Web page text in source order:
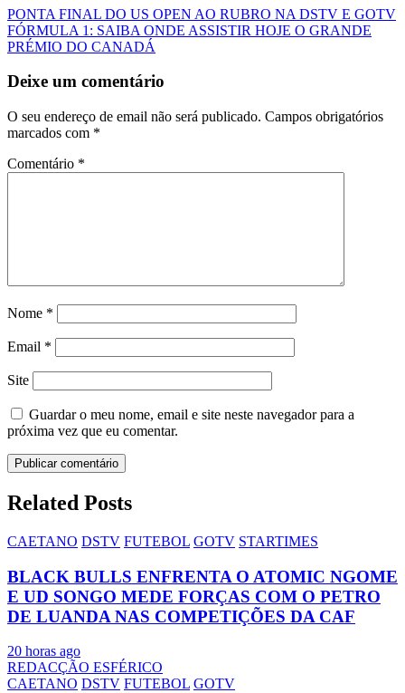
PONTA FINAL DO US OPEN AO RUBRO NA DSTV E GOTV
FÓRMULA 1: SAIBA ONDE ASSISTIR HOJE O GRANDE
PRÉMIO DO CANADÁ
Deixe um comentário
O seu endereço de email não será publicado. Campos obrigatórios
marcados com *
Comentário *
Nome *
Email *
Site
Guardar o meu nome, email e site neste navegador para a
próxima vez que eu comentar.
Related Posts
CAETANO DSTV FUTEBOL GOTV STARTIMES
BLACK BULLS ENFRENTA O ATOMIC NGOME
E UD SONGO MEDE FORÇAS COM O PETRO
DE LUANDA NAS COMPETIÇÕES DA CAF
20 horas ago
REDACÇÃO ESFÉRICO
CAETANO DSTV FUTEBOL GOTV